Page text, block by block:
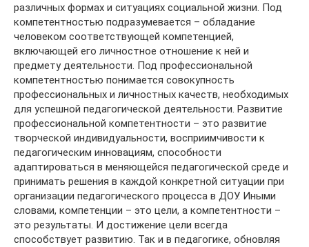
различных формах и ситуациях социальной жизни. Под
компетентностью подразумевается – обладание
человеком соответствующей компетенцией,
включающей его личностное отношение к ней и
предмету деятельности. Под профессиональной
компетентностью понимается совокупность
профессиональных и личностных качеств, необходимых
для успешной педагогической деятельности. Развитие
профессиональной компетентности – это развитие
творческой индивидуальности, восприимчивости к
педагогическим инновациям, способности
адаптироваться в меняющейся педагогической среде и
принимать решения в каждой конкретной ситуации при
организации педагогического процесса в ДОУ. Иными
словами, компетенции – это цели, а компетентности –
это результаты. И достижение цели всегда
способствует развитию. Так и в педагогике, обновляя